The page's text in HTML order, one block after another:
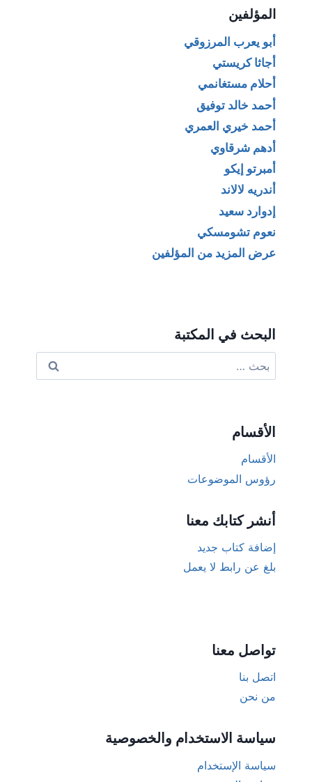
المؤلفين
أبو يعرب المرزوقي
أجاثا كريستي
أحلام مستغانمي
أحمد خالد توفيق
أحمد خيري العمري
أدهم شرقاوي
أمبرتو إيكو
أندريه لالاند
إدوارد سعيد
نعوم تشومسكي
عرض المزيد من المؤلفين
البحث في المكتبة
عن:
الأقسام
الأقسام
رؤوس الموضوعات
أنشر كتابك معنا
إضافة كتاب جديد
بلغ عن رابط لا يعمل
تواصل معنا
اتصل بنا
من نحن
سياسة الاستخدام والخصوصية
سياسة الإستخدام